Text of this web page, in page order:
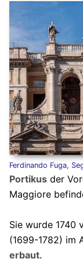
Ferdinando Fuga,
Portikusder
Maggiore
Sie wurde 1740
(1699-1782) im
erbaut.